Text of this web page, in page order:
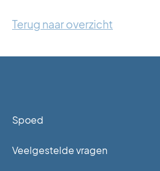
Terug naar overzicht
Spoed
Veelgestelde vragen